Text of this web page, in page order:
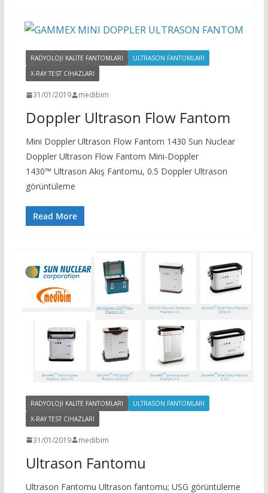
RADYOLOJI KALITE FANTOMLARI
ULTRASON FANTOMLARI
X-RAY TEST CIHAZLARI
31/01/2019 medibim
Doppler Ultrason Flow Fantom
Mini Doppler Ultrason Flow Fantom 1430 Sun Nuclear
Doppler Ultrason Flow Fantom Mini-Doppler
1430™ Ultrason Akış Fantomu, 0.5 Doppler Ultrason
görüntüleme
Read More
RADYOLOJI KALITE FANTOMLARI
ULTRASON FANTOMLARI
X-RAY TEST CIHAZLARI
31/01/2019 medibim
Ultrason Fantomu
Ultrason Fantomu Ultrason fantomu; USG görüntüleme